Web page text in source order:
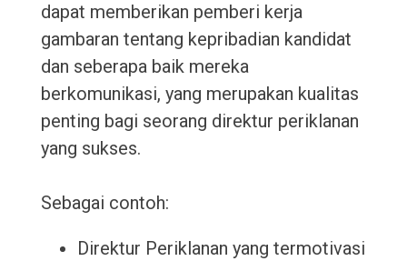
dapat memberikan pemberi kerja
gambaran tentang kepribadian kandidat
dan seberapa baik mereka
berkomunikasi, yang merupakan kualitas
penting bagi seorang direktur periklanan
yang sukses.
Sebagai contoh:
Direktur Periklanan yang termotivasi